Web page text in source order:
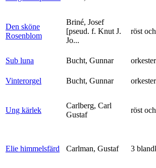
Den sköne
Rosenblom
Briné, Josef
[pseud. f. Knut J.
Jo...
röst
Sub luna Bucht, Gunnar orkester
Vinterorgel Bucht, Gunnar orkester
Ung kärlek
Carlberg, Carl
Gustaf
röst
Elie himmelsfärd Carlman, Gustaf 3